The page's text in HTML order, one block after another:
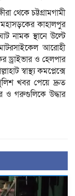
থেকে চট্টগ্রামগামী
কাহালপুর
নামক স্থানে উল্টে
আরোহী
ড্রাইভার ও হেলপার
স্বাস্থ্য কমপ্লেক্সে
খবর পেয়ে দ্রুত
ও গরুগুলিকে উদ্ধার